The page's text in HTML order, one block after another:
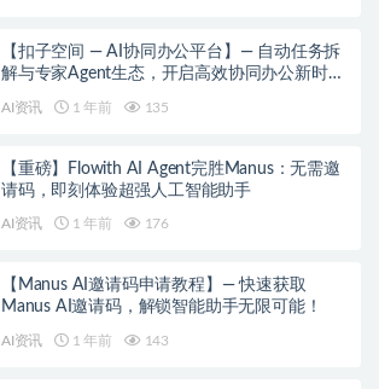
【扣子空间 — AI协同办公平台】— 自动任务拆
解与专家Agent生态，开启高效协同办公新时
AI资讯 1 年前 135
【重磅】Flowith AI Agent完胜Manus：无需邀
请码，即刻体验超强人工智能助手
AI资讯 1 年前 176
【Manus AI邀请码申请教程】— 快速获取
Manus AI邀请码，解锁智能助手无限可能！
AI资讯 1 年前 143